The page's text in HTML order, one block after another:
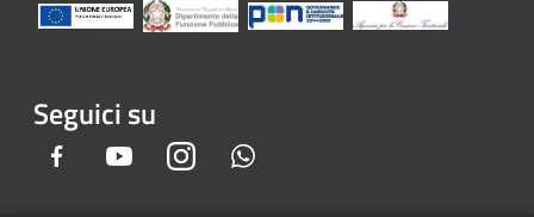
Seguici su
Facebook YoutubeInstagram